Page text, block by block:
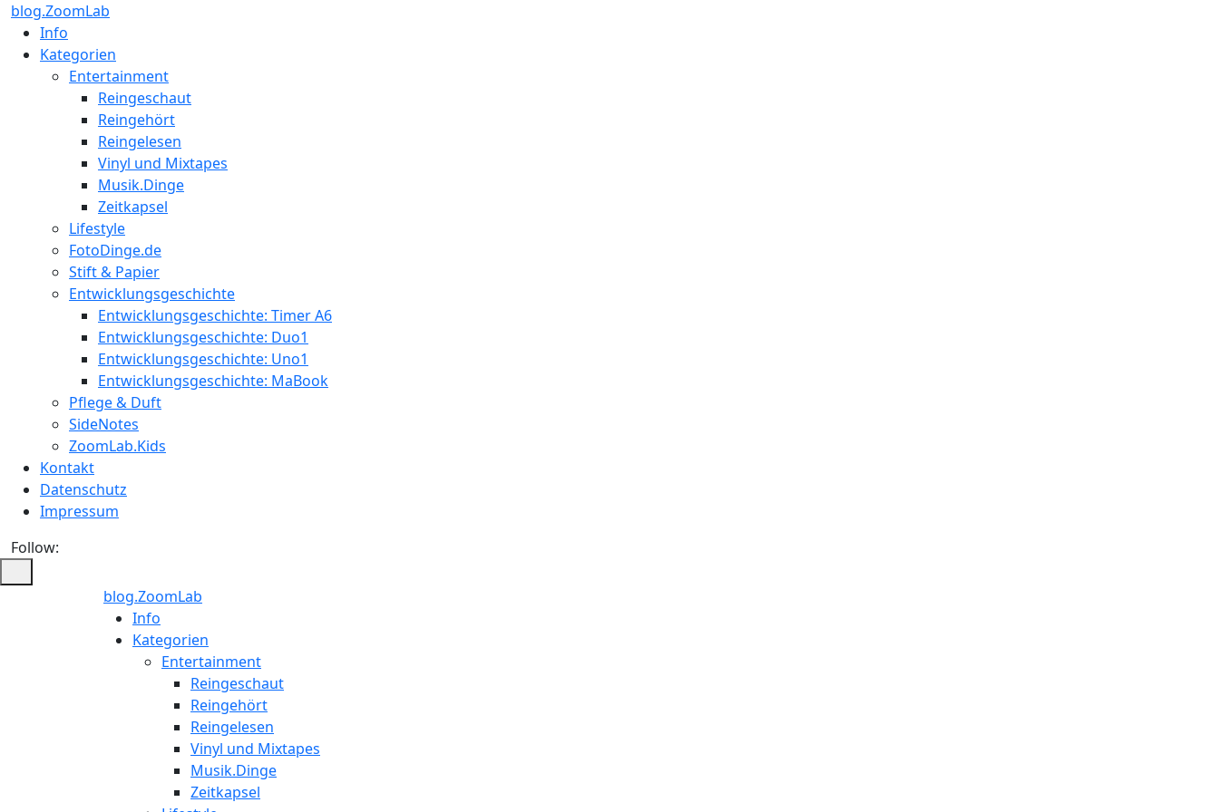
blog.ZoomLab
Info
Kategorien
Entertainment
Reingeschaut
Reingehört
Reingelesen
Vinyl und Mixtapes
Musik.Dinge
Zeitkapsel
Lifestyle
FotoDinge.de
Stift & Papier
Entwicklungsgeschichte
Entwicklungsgeschichte: Timer A6
Entwicklungsgeschichte: Duo1
Entwicklungsgeschichte: Uno1
Entwicklungsgeschichte: MaBook
Pflege & Duft
SideNotes
ZoomLab.Kids
Kontakt
Datenschutz
Impressum
Follow:
blog.ZoomLab
Info
Kategorien
Entertainment
Reingeschaut
Reingehört
Reingelesen
Vinyl und Mixtapes
Musik.Dinge
Zeitkapsel